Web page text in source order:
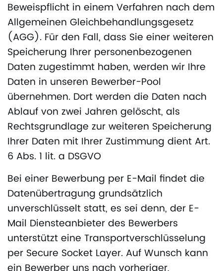
Beweispflicht in einem Verfahren nach dem
Allgemeinen Gleichbehandlungsgesetz
(AGG). Für den Fall, dass Sie einer weiteren
Speicherung Ihrer personenbezogenen
Daten zugestimmt haben, werden wir Ihre
Daten in unseren Bewerber-Pool
übernehmen. Dort werden die Daten nach
Ablauf von zwei Jahren gelöscht, als
Rechtsgrundlage zur weiteren Speicherung
Ihrer Daten mit Ihrer Zustimmung dient Art.
6 Abs. 1 lit. a DSGVO
Bei einer Bewerbung per E-Mail findet die
Datenübertragung grundsätzlich
unverschlüsselt statt, es sei denn, der E-
Mail Diensteanbieter des Bewerbers
unterstützt eine Transportverschlüsselung
per Secure Socket Layer. Auf Wunsch kann